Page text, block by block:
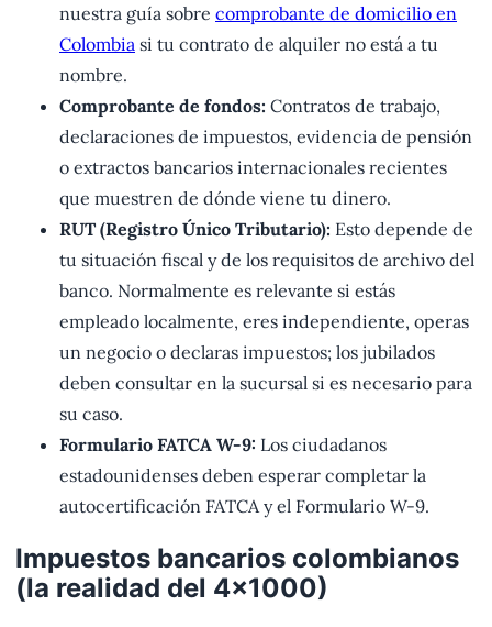
nuestra guía sobre comprobante de domicilio en
Colombia si tu contrato de alquiler no está a tu
nombre.
Comprobante de fondos: Contratos de trabajo,
declaraciones de impuestos, evidencia de pensión
o extractos bancarios internacionales recientes
que muestren de dónde viene tu dinero.
RUT (Registro Único Tributario): Esto depende de
tu situación fiscal y de los requisitos de archivo del
banco. Normalmente es relevante si estás
empleado localmente, eres independiente, operas
un negocio o declaras impuestos; los jubilados
deben consultar en la sucursal si es necesario para
su caso.
Formulario FATCA W-9: Los ciudadanos
estadounidenses deben esperar completar la
autocertificación FATCA y el Formulario W-9.
Impuestos bancarios colombianos
(la realidad del 4x1000)